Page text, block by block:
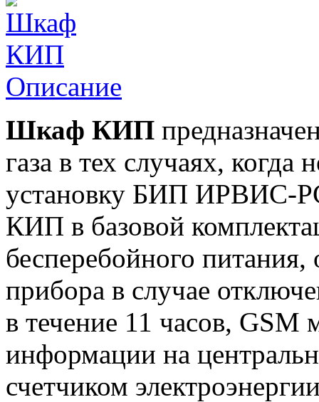
Описание
Шкаф КИП
газа в тех случаях, когда
установку БИП ИРВИС-
КИП в базовой
бесперебойного
прибора в случае
в течение 11 часов, GSM
информации на
счетчиком